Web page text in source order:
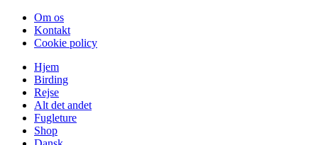
Om os
Kontakt
Cookie policy
Hjem
Birding
Rejse
Alt det andet
Fugleture
Shop